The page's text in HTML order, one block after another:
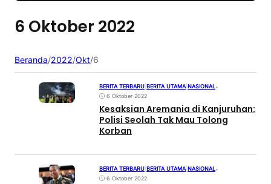
6 Oktober 2022
Beranda/2022/Okt/6
BERITA TERBARU BERITA UTAMA| NASIONAL•
6 Oktober 2022
Kesaksian Aremania di Kanjuruhan:
Polisi Seolah Tak Mau Tolong
Korban
BERITA TERBARU BERITA UTAMA|NASIONAL•
6 Oktober 2022